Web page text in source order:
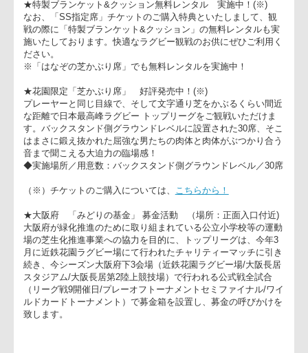
★「近鉄花園ラグビー場ＳＳ席」ラウンジサービス付 好評発
中！(※)
ご好評により今シーズンもSS指定席入場券をご購入いただいた
お客様専用に、キックオフ前やハーフタイム時など、無料サー
スのホットコーヒーと一緒におくつろぎ頂けるラウンジサービ
★特製ブランケット&クッション無料レンタル 実施中！(※)
なお、「SS指定席」チケットのご購入特典といたしまして、観
戦の際に「特製ブランケット&クッション」の無料レンタルも
施いたしております。快適なラグビー観戦のお供にぜひご利用
ださい。
※「はなぞの芝かぶり席」でも無料レンタルを実施中！
プレーヤーと同じ目線で、そして文字通り芝をかぶるくらい間
な距離で日本最高峰ラグビー トップリーグをご観戦いただけま
す。バックスタンド側グラウンドレベルに設置された30席、そ
はまさに鍛え抜かれた屈強な男たちの肉体と肉体がぶつかり合
音まで聞こえる大迫力の臨場感！
◆実施場所／用意数：バックスタンド側グラウンドレベル／30
（※）チケットのご購入については、 こちらから！